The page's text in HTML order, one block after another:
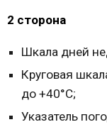
2 сторона
Шкала дней
Круговая
до +40°С;
Указатель